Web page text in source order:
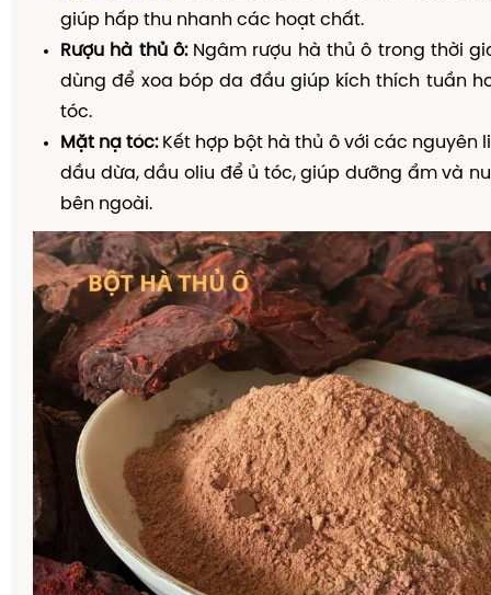
giúp hấp thu nhanh các hoạt chất.
Rượu hà thủ ô:Ngâm rượu hà thủ ô trong thời
dùng để xoa bóp da đầu giúp kích thích tuần
tóc.
Mặt nạ tóc:Kết hợp bột hà thủ ô với các nguyên
dầu dừa, dầu oliu để ủ tóc, giúp dưỡng ẩm và
bên ngoài.